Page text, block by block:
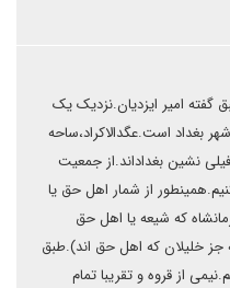
گفته امیر ایزدیان.نزدیک یک
بغداد است.عگدالاکراد،ساحه
نشین بغداداند.از جمعیت
از شمار اهل حق یا
استان کرمانشاه که شیعه یا اهل حق
جز خلیلان که اهل حق اند).طبق
از قروه و تقریبا تمام